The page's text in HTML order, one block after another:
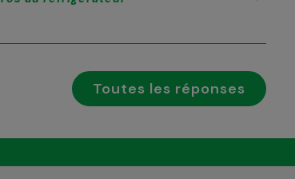
Toutes les réponses